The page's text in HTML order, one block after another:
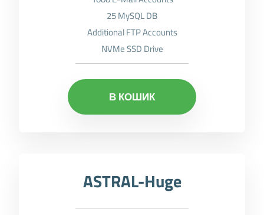
25 MySQL DB
Additional FTP Accounts
NVMe SSD Drive
В КОШИК
ASTRAL-Huge